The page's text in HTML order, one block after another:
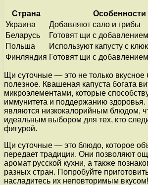
Страна
Особенности
Украина
Добавляют сало и грибы
Беларусь
Готовят щи с
Польша
Используют капусту с
Финляндия Готовят щи с
Щи суточные — это не только вкусное
полезное. Квашеная капуста богата
микроэлементами, которые
иммунитета и поддержанию
являются низкокалорийным блюдом,
идеальным выбором для тех, кто
фигурой.
Щи суточные — это блюдо, которое
передает традиции. Они позволяют
аромат русской кухни, а также
разных стран. Попробуйте
насладитесь их неповторимым вкусом!